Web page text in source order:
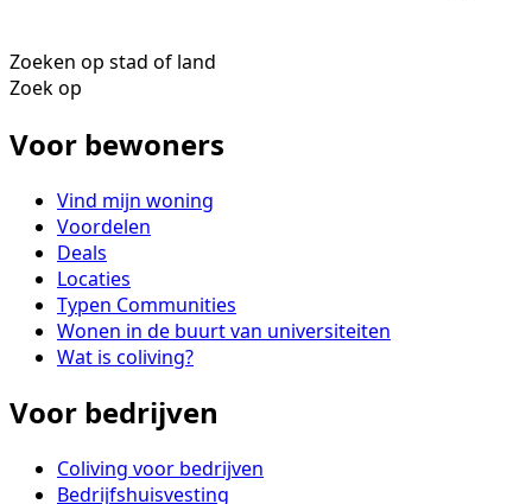
Zoeken op stad of land
Zoek op
Voor bewoners
Vind mijn woning
Voordelen
Deals
Locaties
Typen Communities
Wonen in de buurt van universiteiten
Wat is coliving?
Voor bedrijven
Coliving voor bedrijven
Bedrijfshuisvesting